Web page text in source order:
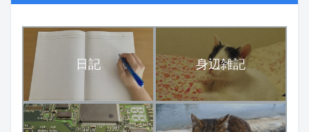
日記 身辺雑記